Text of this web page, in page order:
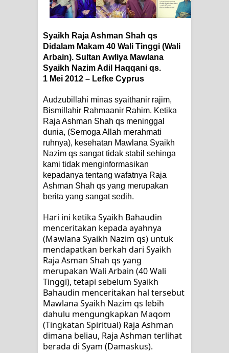
Zikir
AHLI SUFFAH: GOLONGAN SUFI
PERTAMA DI ZAMAN RASULULLAH
SAW?
Integritas amanah.
WAHDATUL WUJUD (IBNU ARABI)
DAN WAHDATUS SYUHUD (AHMAD
SIRHINDI)
Wusul kepada Allah
MUKASYAFAH MENURUT AHL AL-
SUNNAH WAL JAMA'AH: BUKAN
SEKADAR MELIHAT, TETAPI
MENGENAL DIRI
SYARAHAN TINGKAT TINGGI
TASAWWUF*
Syaikh Raja Ashman Shah qs
Didalam Makam 40 Wali Tinggi (Wali
Arbain). Sultan Awliya Mawlana
Syaikh Nazim Adil Haqqani qs.
1 Mei 2012 – Lefke Cyprus
Audzubillahi minas syaithanir rajim,
Bismillahir Rahmaanir Rahim. Ketika
Raja Ashman Shah qs meninggal
dunia, (Semoga Allah merahmati
ruhnya), kesehatan Mawlana Syaikh
Nazim qs sangat tidak stabil sehinga
kami tidak menginformasikan
kepadanya tentang wafatnya Raja
Ashman Shah qs yang merupakan
berita yang sangat sedih.
Hari ini ketika Syaikh Bahaudin
menceritakan kepada ayahnya
(Mawlana Syaikh Nazim qs) untuk
mendapatkan berkah dari Syaikh
Raja Asman Shah qs yang
merupakan Wali Arbain (40 Wali
Tinggi), tetapi sebelum Syaikh
Bahaudin menceritakan hal tersebut
Mawlana Syaikh Nazim qs lebih
dahulu mengungkapkan Maqom
(Tingkatan Spiritual) Raja Ashman
dimana beliau, Raja Ashman terlihat
berada di Syam (Damaskus).